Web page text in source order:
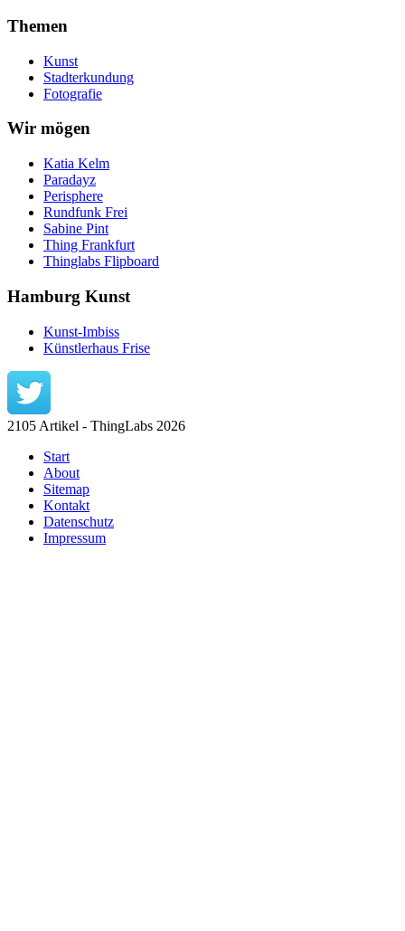
Themen
Kunst
Stadterkundung
Fotografie
Wir mögen
Katia Kelm
Paradayz
Perisphere
Rundfunk Frei
Sabine Pint
Thing Frankfurt
Thinglabs Flipboard
Hamburg Kunst
Kunst-Imbiss
Künstlerhaus Frise
2105 Artikel - ThingLabs 2026
Start
About
Sitemap
Kontakt
Datenschutz
Impressum